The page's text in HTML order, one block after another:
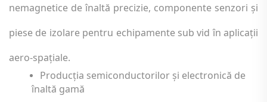
nemagnetice de înaltă precizie, componente senzori și
piese de izolare pentru echipamente sub vid în aplicații
aero-spațiale.
Producția semiconductorilor și electronică de
înaltă gamă